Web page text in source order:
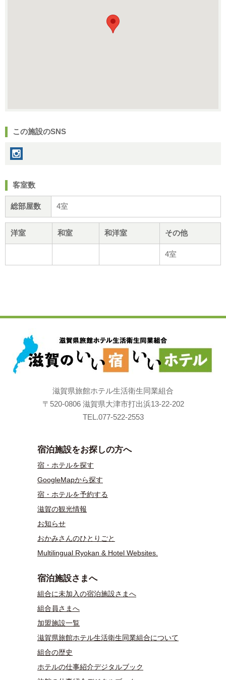
この施設のSNS
客室数
総部屋数 4室
洋室 和室 和洋室 その他
4室
滋賀県旅館ホテル生活衛生同業組合
〒520-0806 滋賀県大津市打出浜13-22-202
TEL.077-522-2553
宿泊施設をお探しの方へ
宿・ホテルを探す
GoogleMapから探す
宿・ホテルを予約する
滋賀の観光情報
お知らせ
おかみさんのひとりごと
Multilingual Ryokan & Hotel Websites.
宿泊施設さまへ
組合に未加入の宿泊施設さまへ
組合員さまへ
加盟施設一覧
滋賀県旅館ホテル生活衛生同業組合について
組合の歴史
ホテルの仕事紹介デジタルブック